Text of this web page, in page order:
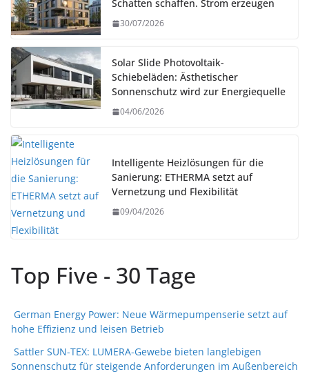
Schatten schaffen. Strom erzeugen
30/07/2026
Solar Slide Photovoltaik-
Schiebeläden: Ästhetischer
Sonnenschutz wird zur Energiequelle
04/06/2026
Intelligente Heizlösungen für die
Sanierung: ETHERMA setzt auf
Vernetzung und Flexibilität
09/04/2026
Top Five - 30 Tage
German Energy Power: Neue Wärmepumpenserie setzt auf
hohe Effizienz und leisen Betrieb
Sattler SUN-TEX: LUMERA-Gewebe bieten langlebigen
Sonnenschutz für steigende Anforderungen im Außenbereich